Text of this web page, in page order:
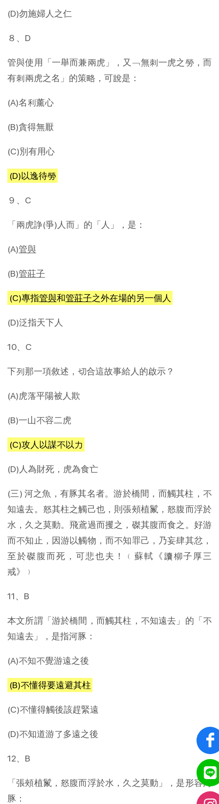
(D)勿施婦人之仁
８、D
管與使用「一舉而兼兩虎」，又﹁無刺一虎之勞，而
有刺兩虎之名」的策略，可說是：
(A)名利薰心
(B)貪得無厭
(C)別有用心
(D)以逸待勞
９、C
「兩虎諍(爭)人而」的「人」，是：
(A)管與
(B)管莊子
(C)專指管與和管莊子之外在場的另一個人
(D)泛指天下人
10、C
下列那一項敘述，切合這故事給人的啟示？
(A)虎落平陽被人欺
(B)一山不容二虎
(C)攻人以謀不以力
(D)人為財死，虎為食亡
(三) 河之魚，有豚其名者。游於橋間，而觸其柱，不
知遠去。怒其柱之觸己也，則張頰植鬣，怒腹而浮於
水，久之莫動。飛鳶過而攫之，磔其腹而食之。好游
而不知止，因游以觸物，而不知罪己，乃妄肆其忿，
至於磔腹而死，可悲也夫！﹙蘇軾《讀柳子厚三
戒》﹚
11、B
本文所謂「游於橋間，而觸其柱，不知遠去」的「不
知遠去」，是指河豚：
(A)不知不覺游遠之後
(B)不懂得要遠避其柱
(C)不懂得觸後該趕緊遠離
(D)不知道游了多遠之後
12、B
「張頰植鬣，怒腹而浮於水，久之莫動」，是形容河
豚：